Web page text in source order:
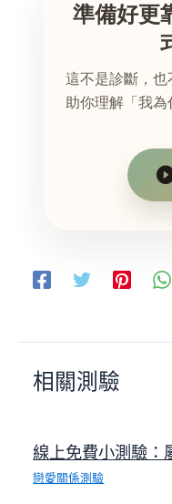
準備好更
這不是診斷，
助你理解「我為
相關測驗
線上免費小測驗：
戀愛關係測驗